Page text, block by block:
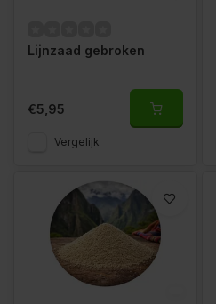
Lijnzaad gebroken
€5,95
Vergelijk